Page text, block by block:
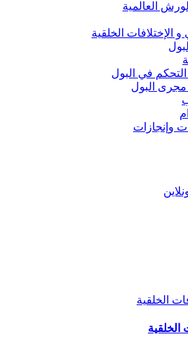
العالمية
و الإختلافات الخلقية
في البول
البول
وإنجازات
الخلقية